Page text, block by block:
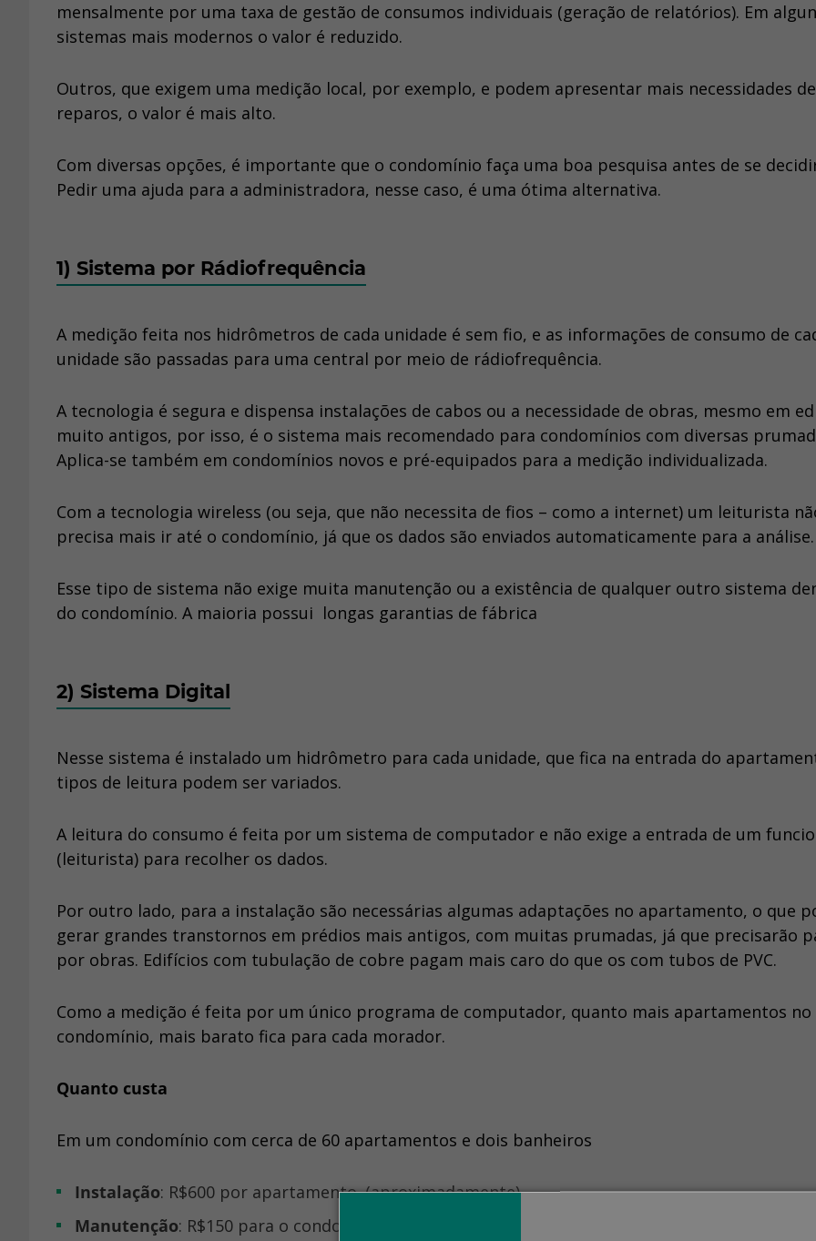
mensalmente por uma taxa de gestão de consumos individuais (geração de relatórios). Em
sistemas mais modernos o valor é reduzido.
Outros, que exigem uma medição local, por exemplo, e podem apresentar mais necessidades de
reparos, o valor é mais alto.
Com diversas opções, é importante que o condomínio faça uma boa pesquisa antes de se
Pedir uma ajuda para a administradora, nesse caso, é uma ótima alternativa.
1) Sistema por Rádiofrequência
A medição feita nos hidrômetros de cada unidade é sem fio, e as informações de consumo de
unidade são passadas para uma central por meio de rádiofrequência.
A tecnologia é segura e dispensa instalações de cabos ou a necessidade de obras, mesmo em
muito antigos, por isso, é o sistema mais recomendado para condomínios com diversas
Aplica-se também em condomínios novos e pré-equipados para a medição individualizada.
Com a tecnologia wireless (ou seja, que não necessita de fios – como a internet) um leiturista
precisa mais ir até o condomínio, já que os dados são enviados automaticamente para a análise.
Esse tipo de sistema não exige muita manutenção ou a existência de qualquer outro sistema
do condomínio. A maioria possui longas garantias de fábrica
2) Sistema Digital
Nesse sistema é instalado um hidrômetro para cada unidade, que fica na entrada do
tipos de leitura podem ser variados.
A leitura do consumo é feita por um sistema de computador e não exige a entrada de um
(leiturista) para recolher os dados.
Por outro lado, para a instalação são necessárias algumas adaptações no apartamento, o que
gerar grandes transtornos em prédios mais antigos, com muitas prumadas, já que precisarão
por obras. Edifícios com tubulação de cobre pagam mais caro do que os com tubos de PVC.
Como a medição é feita por um único programa de computador, quanto mais apartamentos no
condomínio, mais barato fica para cada morador.
Quanto custa
Em um condomínio com cerca de 60 apartamentos e dois banheiros
Instalação: R$600 por apartamento. (aproximadamente)
Manutenção: R$150 para o condomínio.(aproximadamente)